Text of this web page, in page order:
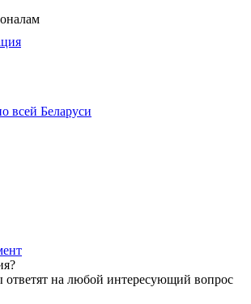
всей Беларуси
на любой интересующий вопрос